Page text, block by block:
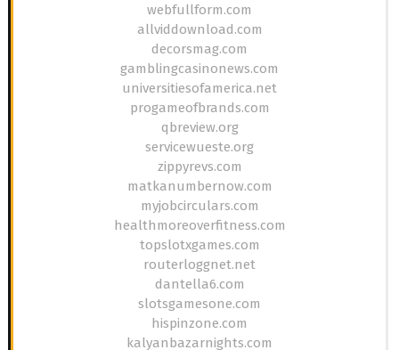
webfullform.com
allviddownload.com
decorsmag.com
gamblingcasinonews.com
universitiesofamerica.net
progameofbrands.com
qbreview.org
servicewueste.org
zippyrevs.com
matkanumbernow.com
myjobcirculars.com
healthmoreoverfitness.com
topslotxgames.com
routerloggnet.net
dantella6.com
slotsgamesone.com
hispinzone.com
kalyanbazarnights.com